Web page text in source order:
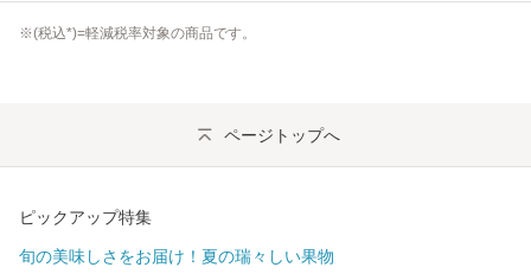
※(税込*)=軽減税率対象の商品です。
ページトップへ
ピックアップ特集
旬の美味しさをお届け！夏の瑞々しい果物